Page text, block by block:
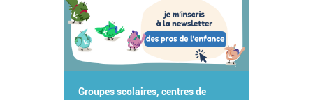
Groupes scolaires, centres de